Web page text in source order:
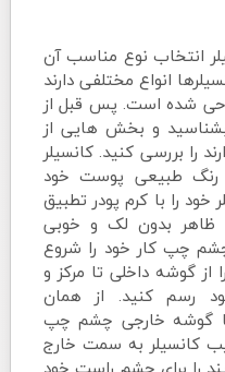
انتخاب نوع مناسب آن
انواع مختلفی دارند
شده است. پس قبل از
و بخش هایی از
را بررسی کنید. کانسیلر
رنگ طبیعی پوست خود
را با کرم پودر تطبیق
ظاهر بدون لک و خوبی
چپ کار خود را شروع
از گوشه داخلی تا مرکز و
رسم کنید. از همان
گوشه خارجی چشم چپ
کانسیلر به سمت خارج